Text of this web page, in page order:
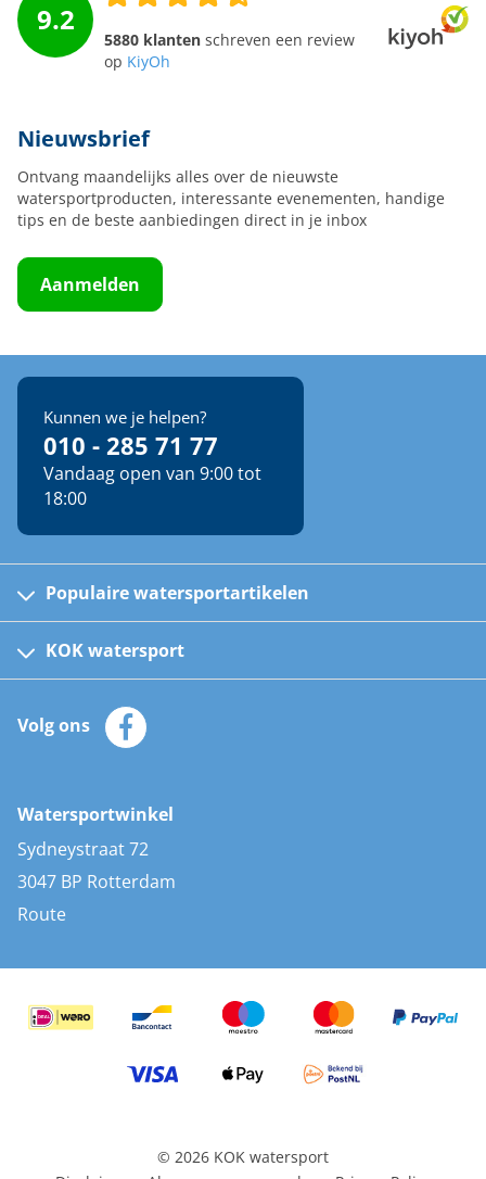
9.2
5880 klanten schreven een review
op KiyOh
Nieuwsbrief
Ontvang maandelijks alles over de nieuwste
watersportproducten, interessante evenementen, handige
tips en de beste aanbiedingen direct in je inbox
Aanmelden
Kunnen we je helpen?
010 - 285 71 77
Vandaag open van 9:00 tot
18:00
Populaire watersportartikelen
Kinder reddingsvesten
Automatische reddingsvesten
Zeilkleding
Zonnepanelen
AIS transponders
Stootwillen en fenders
Bootkussens
Zwemtrappen
KOK watersport
Klantenservice
Merken
Volg ons
Watersportwinkel
Sydneystraat 72
3047 BP Rotterdam
Route
© 2026 KOK watersport